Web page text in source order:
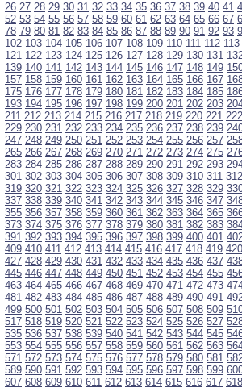
26 27 28 29 30 31 32 33 34 35 36 37 38 39 40 41
52 53 54 55 56 57 58 59 60 61 62 63 64 65 66 67
78 79 80 81 82 83 84 85 86 87 88 89 90 91 92 93
102 103 104 105 106 107 108 109 110 111 112 113
121 122 123 124 125 126 127 128 129 130 131
139 140 141 142 143 144 145 146 147 148 149
157 158 159 160 161 162 163 164 165 166 167
175 176 177 178 179 180 181 182 183 184 185
193 194 195 196 197 198 199 200 201 202 203
211 212 213 214 215 216 217 218 219 220 221 222
229 230 231 232 233 234 235 236 237 238 239
247 248 249 250 251 252 253 254 255 256 257
265 266 267 268 269 270 271 272 273 274 275
283 284 285 286 287 288 289 290 291 292 293
301 302 303 304 305 306 307 308 309 310 311 312
319 320 321 322 323 324 325 326 327 328 329
337 338 339 340 341 342 343 344 345 346 347
355 356 357 358 359 360 361 362 363 364 365
373 374 375 376 377 378 379 380 381 382 383
391 392 393 394 395 396 397 398 399 400 401
409 410 411 412 413 414 415 416 417 418 419 420
427 428 429 430 431 432 433 434 435 436 437
445 446 447 448 449 450 451 452 453 454 455
463 464 465 466 467 468 469 470 471 472 473
481 482 483 484 485 486 487 488 489 490 491
499 500 501 502 503 504 505 506 507 508 509
517 518 519 520 521 522 523 524 525 526 527
535 536 537 538 539 540 541 542 543 544 545
553 554 555 556 557 558 559 560 561 562 563
571 572 573 574 575 576 577 578 579 580 581
589 590 591 592 593 594 595 596 597 598 599
607 608 609 610 611 612 613 614 615 616 617 618